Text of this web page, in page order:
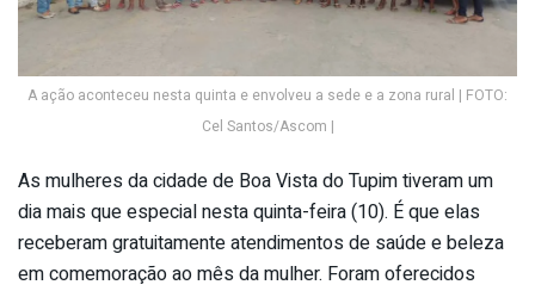
A ação aconteceu nesta quinta e envolveu a sede e a zona rural | FOTO:
Cel Santos/Ascom |
As mulheres da cidade de Boa Vista do Tupim tiveram um
dia mais que especial nesta quinta-feira (10). É que elas
receberam gratuitamente atendimentos de saúde e beleza
em comemoração ao mês da mulher. Foram oferecidos